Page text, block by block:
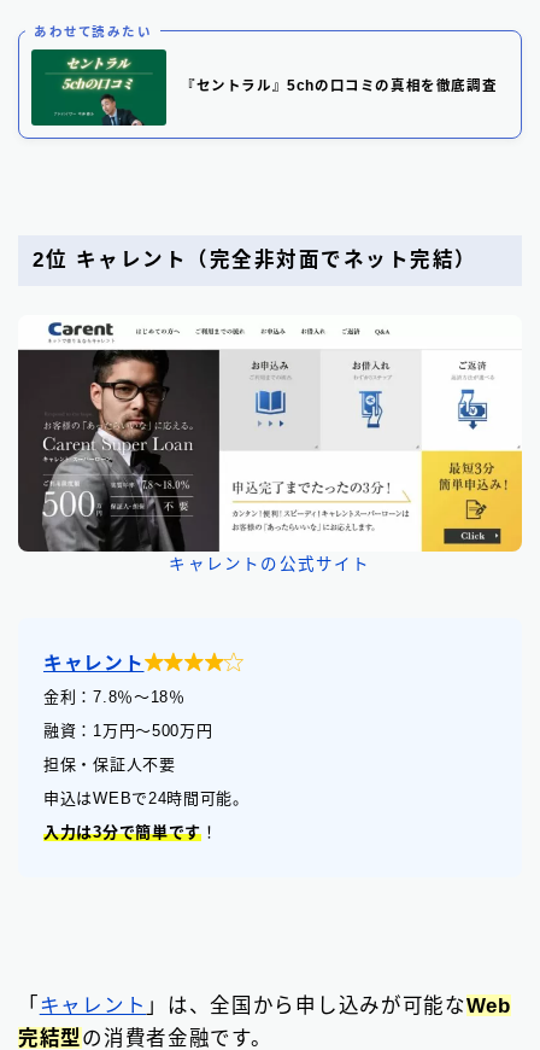
あわせて読みたい
『セントラル』5chの口コミの真相を徹底調査
2位 キャレント （完全非対面でネット完結）
キャレントの公式サイト
キャレント
金利：7.8％〜18％
融資：1万円〜500万円
担保・保証人不要
申込はWEBで24時間可能。
入力は3分で簡単です ！
「 キャレント 」は、全国から申し込みが可能なWeb
完結型 の消費者金融です。